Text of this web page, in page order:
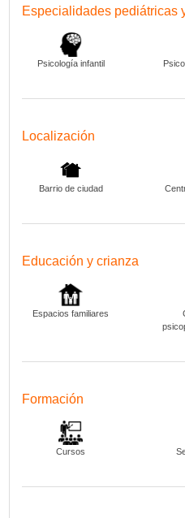
Especialidades pediátricas
Psicología infantil
Localización
Barrio de ciudad
Educación y crianza
Espacios familiares
Formación
Cursos